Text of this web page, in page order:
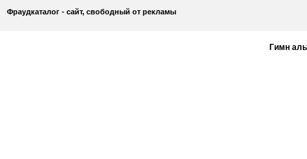
Фраудкаталог - сайт, свободный от рекламы
Гимн